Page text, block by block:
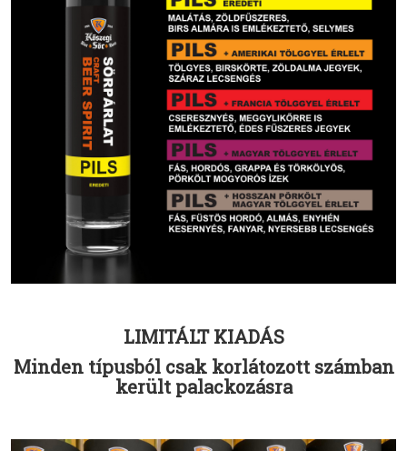
LIMITÁLT KIADÁS
Minden típusból csak korlátozott számban
került palackozásra